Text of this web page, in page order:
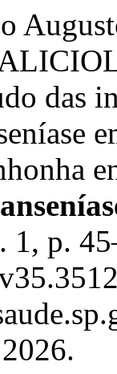
das
1, p.